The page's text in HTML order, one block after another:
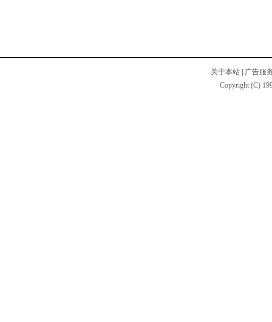
关于本站
广告服
Copyright (C)